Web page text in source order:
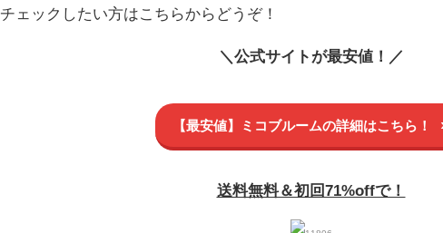
チェックしたい方はこちらからどうぞ！
＼公式サイトが最安値！／
【最安値】ミコブルームの詳細はこちら！
送料無料＆初回71%offで！